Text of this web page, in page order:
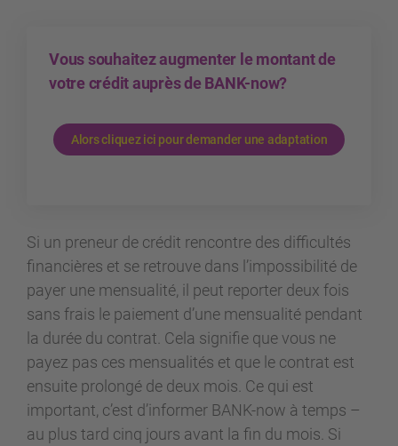
Vous souhaitez augmenter le montant de
votre crédit auprès de BANK-now?
Alors cliquez ici pour demander une adaptation
Si un preneur de crédit rencontre des difficultés
financières et se retrouve dans l’impossibilité de
payer une mensualité, il peut reporter deux fois
sans frais le paiement d’une mensualité pendant
la durée du contrat. Cela signifie que vous ne
payez pas ces mensualités et que le contrat est
ensuite prolongé de deux mois. Ce qui est
important, c’est d’informer BANK-now à temps –
au plus tard cinq jours avant la fin du mois. Si